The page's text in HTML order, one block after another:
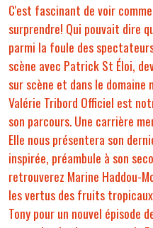
C'est fascinant de voir
surprendre! Qui pouvait dire
parmi la foule des
scène avec Patrick St Éloi,
sur scène et dans le domaine
Valérie Tribord Officiel est
son parcours. Une carrière
Elle nous présentera son
inspirée, préambule à son
retrouverez Marine Haddou-
les vertus des fruits
Tony pour un nouvel épisode